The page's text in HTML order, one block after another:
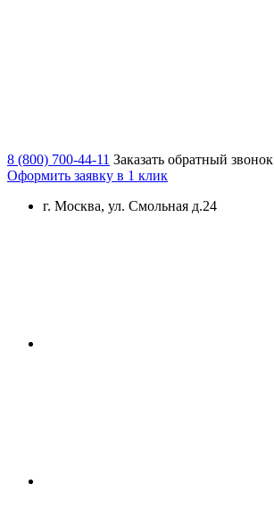
8 (800) 700-44-11 Заказать обратный звонок
Оформить заявку в 1 клик
г. Москва, ул. Смольная д.24